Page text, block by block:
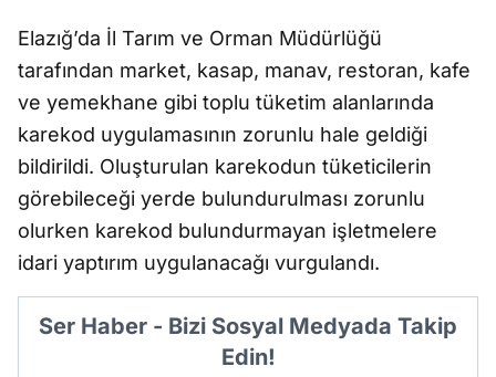
Elazığ’da İl Tarım ve Orman Müdürlüğü
tarafından market, kasap, manav, restoran, kafe
ve yemekhane gibi toplu tüketim alanlarında
karekod uygulamasının zorunlu hale geldiği
bildirildi. Oluşturulan karekodun tüketicilerin
görebileceği yerde bulundurulması zorunlu
olurken karekod bulundurmayan işletmelere
idari yaptırım uygulanacağı vurgulandı.
Ser Haber - Bizi Sosyal Medyada Takip
Edin!